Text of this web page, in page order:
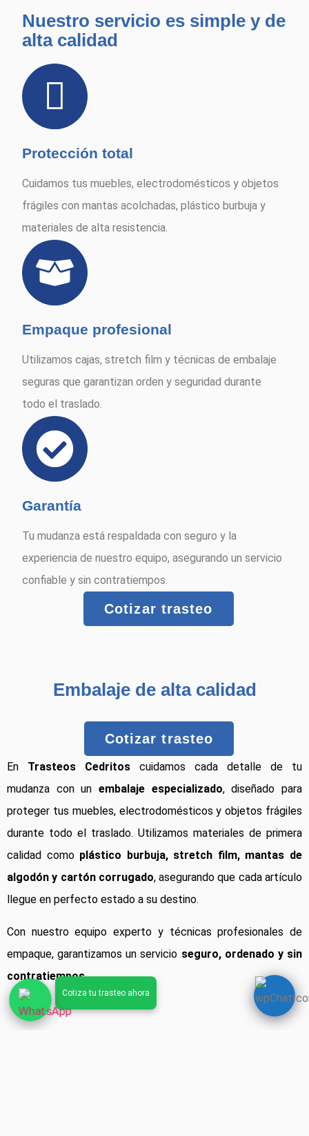
Nuestro servicio es simple y de
alta calidad
Protección total
Cuidamos tus muebles, electrodomésticos y objetos
frágiles con mantas acolchadas, plástico burbuja y
materiales de alta resistencia.
Empaque profesional
Utilizamos cajas, stretch film y técnicas de embalaje
seguras que garantizan orden y seguridad durante
todo el traslado.
Garantía
Tu mudanza está respaldada con seguro y la
experiencia de nuestro equipo, asegurando un servicio
confiable y sin contratiempos.
Cotizar trasteo
Embalaje de alta calidad
Cotizar trasteo
En Trasteos Cedritos cuidamos cada detalle de tu
mudanza con un embalaje especializado, diseñado para
proteger tus muebles, electrodomésticos y objetos frágiles
durante todo el traslado. Utilizamos materiales de primera
calidad como plástico burbuja, stretch film, mantas de
algodón y cartón corrugado, asegurando que cada artículo
llegue en perfecto estado a su destino.
Con nuestro equipo experto y técnicas profesionales de
empaque, garantizamos un servicio seguro, ordenado y sin
contratiempos.
Cotiza tu trasteo ahora